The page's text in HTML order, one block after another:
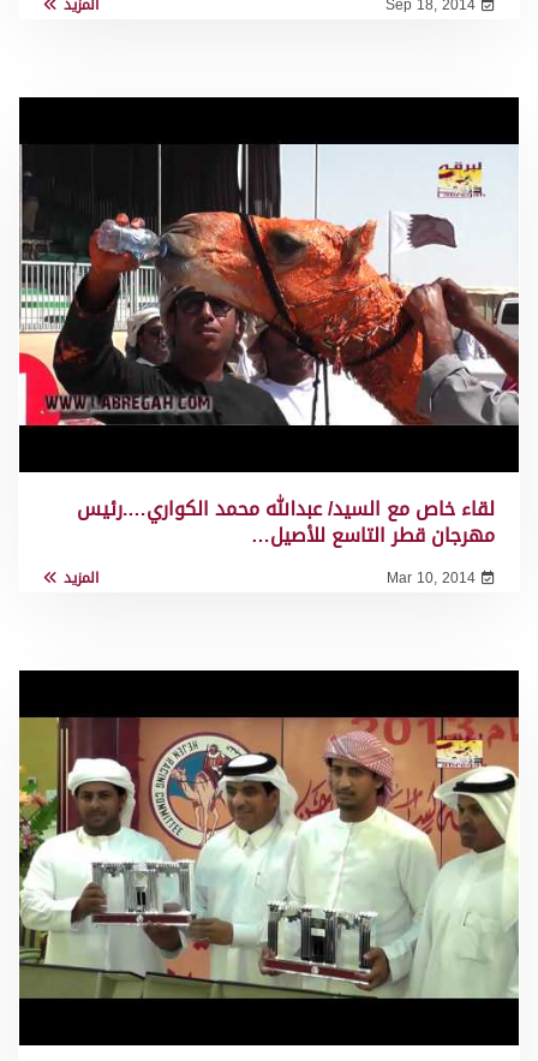
لقاء خاص مع السيد/ عبدالله محمد الكواري….رئيس
مهرجان قطر التاسع للأصيل…
Mar 10, 2014 المزيد